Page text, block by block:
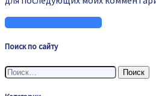
Поиск по сайту
Найти: